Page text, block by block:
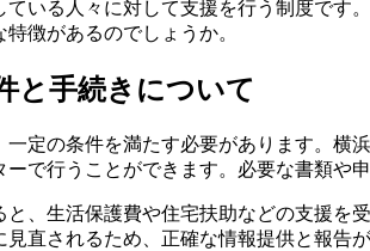
いる人々に対して支援を行う制度です
徴があるのでしょうか。
と手続きについて
定の条件を満たす必要があります。横
で行うことができます。必要な書類や
、生活保護費や住宅扶助などの支援を
直されるため、正確な情報提供と報告